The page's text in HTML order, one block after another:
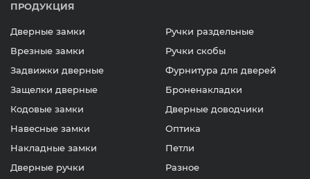
ПРОДУКЦИЯ
Дверные замки
Врезные замки
Задвижки дверные
Защелки дверные
Кодовые замки
Навесные замки
Накладные замки
Дверные ручки
Ручки раздельные
Ручки скобы
Фурнитура для дверей
Броненакладки
Дверные доводчики
Оптика
Петли
Разное